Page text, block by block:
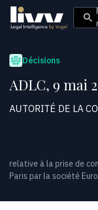
Décisions
ADLC, 9 mai
AUTORITÉ DE LA
relative à la prise de
Paris par la société